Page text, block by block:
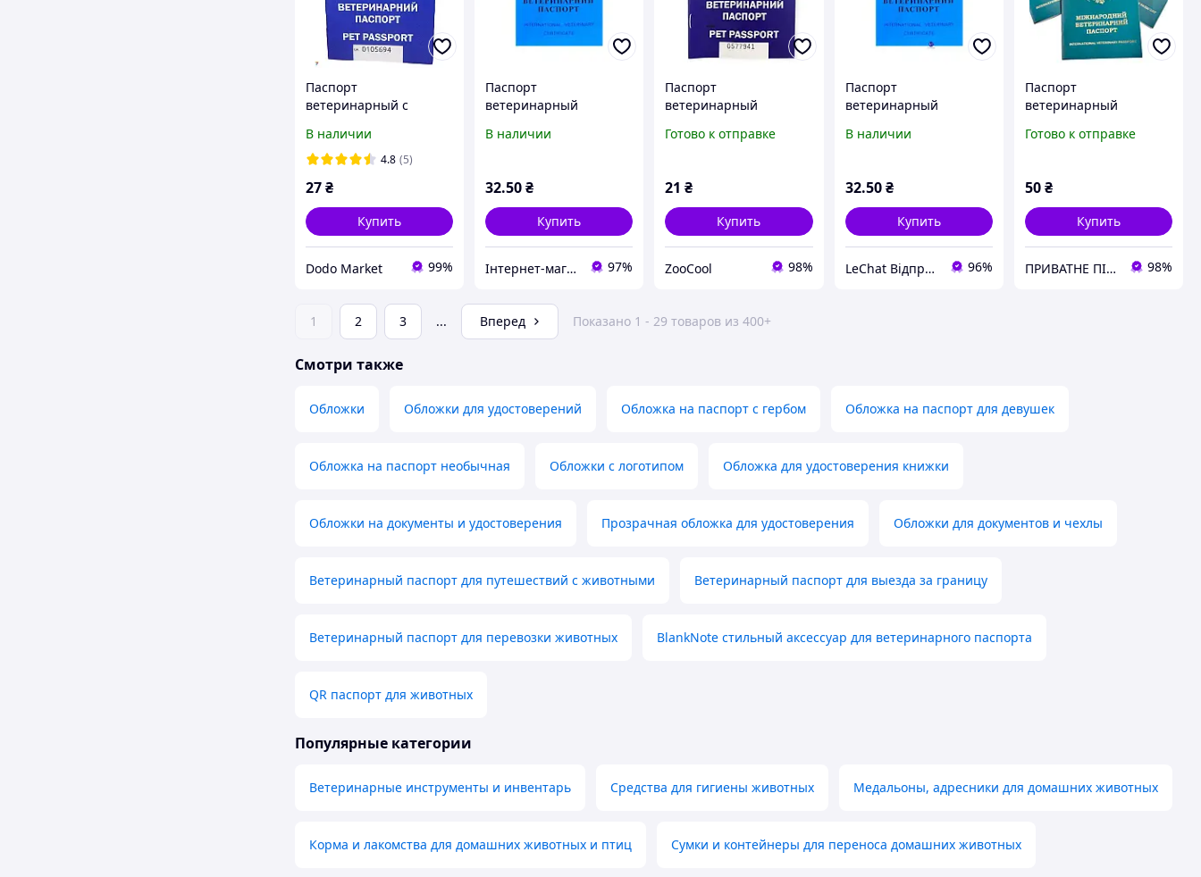
Паспорт
ветеринарный с
номером
универсальный синий
В наличии
4.8 (5)
27₴
Купить
Dodo Market 99%
Паспорт
ветеринарный
В наличии
32.50₴
Купить
Інтернет-магазин ЗНАКОМО! На деякі товари може бути передплата! Відправка від 1 до 5 днів! 97%
Паспорт
ветеринарный
Готово к отправке
21 ₴
Купить
ZooCool 98%
Паспорт
ветеринарный
В наличии
32.50 ₴
Купить
LeChat Відправка від 1 до 5 днів! На деякі товари може бути передплата! 96%
Паспорт
ветеринарный
образца зеленый
Готово к отправке
50₴
Купить
ПРИВАТНЕ ПІДПРИЄМСТВО ПОМІЧНИК ФЕРМЕРА 98%
1 2 3 ... Вперед Показано 1 - 29 товаров из 400+
Смотри также
Обложки Обложки для удостоверений Обложка на паспорт с гербом Обложка на паспорт для девушек
Обложка на паспорт необычная Обложки с логотипом Обложка для удостоверения книжки
Обложки на документы и удостоверения Прозрачная обложка для удостоверения Обложки для документов и чехлы
Ветеринарный паспорт для путешествий с животными Ветеринарный паспорт для выезда за границу
Ветеринарный паспорт для перевозки животных BlankNote стильный аксессуар для ветеринарного паспорта
QR паспорт для животных
Популярные категории
Ветеринарные инструменты и инвентарь Средства для гигиены животных Медальоны, адресники для домашних животных
Корма и лакомства для домашних животных и птиц Сумки и контейнеры для переноса домашних животных